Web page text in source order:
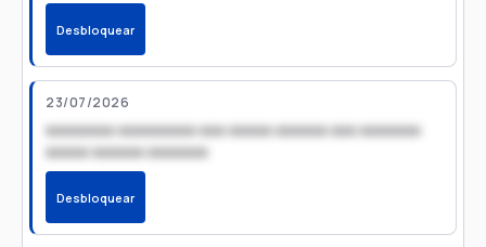
Desbloquear
23/07/2026
xxxxxxxx xxxxxxxxx xxx xxxxx xxxxxx xxx xxxxxxx
xxxxx xxxxxx xxxxxxx
Desbloquear